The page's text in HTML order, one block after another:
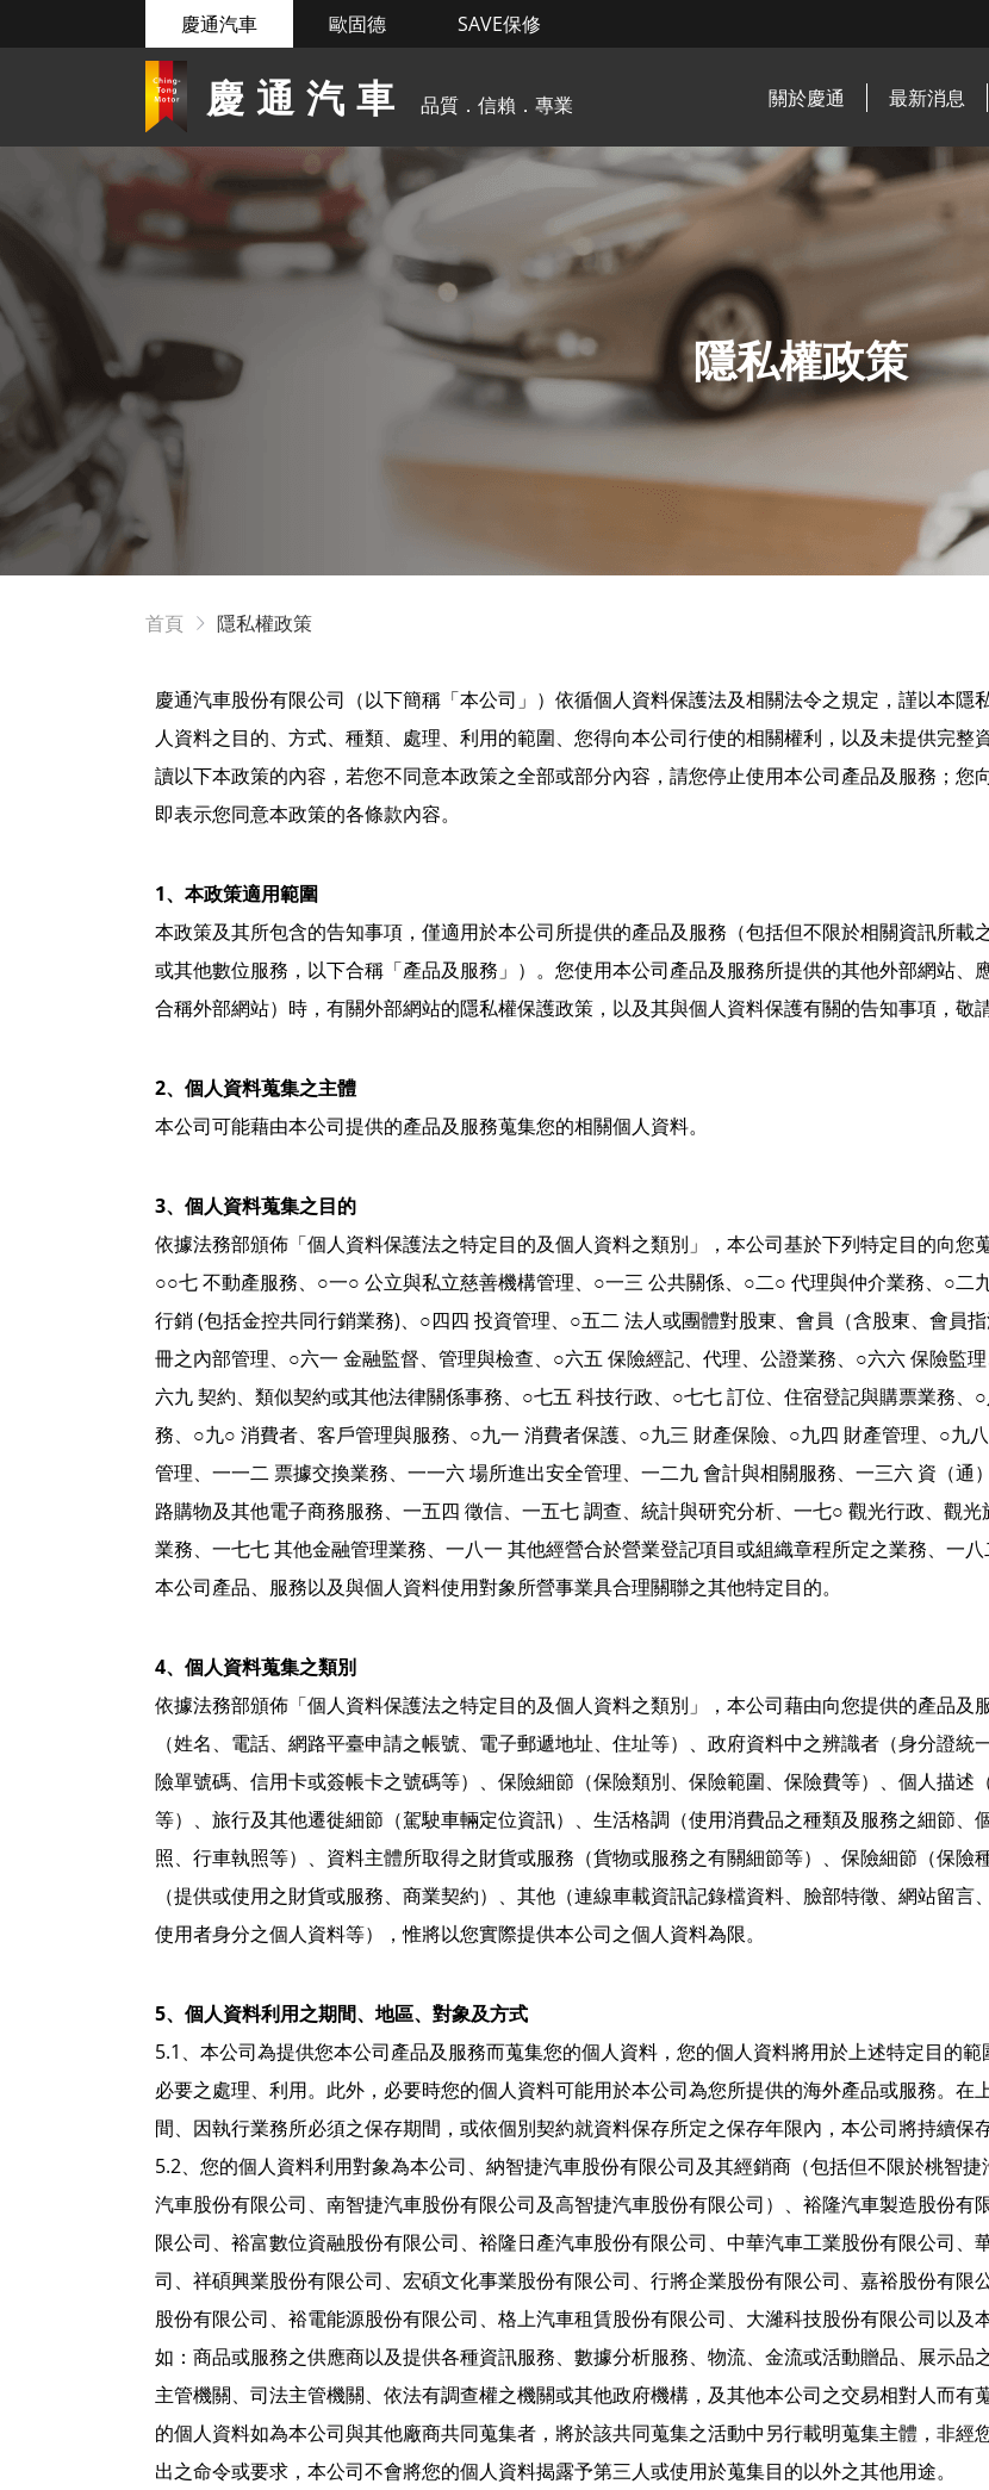
慶通汽車 歐固德 SAVE保修
慶通汽車 品質．信賴．專業 關於慶通 最新消息
隱私權政策
首頁 隱私權政策
慶通汽車股份有限公司（以下簡稱「本公司」）依循個人資料保護法及相關法令之規定，謹以本
人資料之目的、方式、種類、處理、利用的範圍、您得向本公司行使的相關權利，以及未提供完
讀以下本政策的內容，若您不同意本政策之全部或部分內容，請您停止使用本公司產品及服務；您
即表示您同意本政策的各條款內容。
1、本政策適用範圍
本政策及其所包含的告知事項，僅適用於本公司所提供的產品及服務（包括但不限於相關資訊所
或其他數位服務，以下合稱「產品及服務」）。您使用本公司產品及服務所提供的其他外部網站
合稱外部網站）時，有關外部網站的隱私權保護政策，以及其與個人資料保護有關的告知事項，敬
2、個人資料蒐集之主體
本公司可能藉由本公司提供的產品及服務蒐集您的相關個人資料。
3、個人資料蒐集之目的
依據法務部頒佈「個人資料保護法之特定目的及個人資料之類別」，本公司基於下列特定目的向您
○○七 不動產服務、○一○ 公立與私立慈善機構管理、○一三 公共關係、○二○ 代理與仲介業務、○二
行銷 (包括金控共同行銷業務)、○四四 投資管理、○五二 法人或團體對股東、會員（含股東、會員
冊之內部管理、○六一 金融監督、管理與檢查、○六五 保險經記、代理、公證業務、○六六 保險監
六九 契約、類似契約或其他法律關係事務、○七五 科技行政、○七七 訂位、住宿登記與購票業務
務、○九○ 消費者、客戶管理與服務、○九一 消費者保護、○九三 財產保險、○九四 財產管理、○九
管理、一一二 票據交換業務、一一六 場所進出安全管理、一二九 會計與相關服務、一三六 資（
路購物及其他電子商務服務、一五四 徵信、一五七 調查、統計與研究分析、一七○ 觀光行政、觀
業務、一七七 其他金融管理業務、一八一 其他經營合於營業登記項目或組織章程所定之業務、一
本公司產品、服務以及與個人資料使用對象所營事業具合理關聯之其他特定目的。
4、個人資料蒐集之類別
依據法務部頒佈「個人資料保護法之特定目的及個人資料之類別」，本公司藉由向您提供的產品
（姓名、電話、網路平臺申請之帳號、電子郵遞地址、住址等）、政府資料中之辨識者（身分證
險單號碼、信用卡或簽帳卡之號碼等）、保險細節（保險類別、保險範圍、保險費等）、個人描
等）、旅行及其他遷徙細節（駕駛車輛定位資訊）、生活格調（使用消費品之種類及服務之細節
照、行車執照等）、資料主體所取得之財貨或服務（貨物或服務之有關細節等）、保險細節（保
（提供或使用之財貨或服務、商業契約）、其他（連線車載資訊記錄檔資料、臉部特徵、網站留
使用者身分之個人資料等），惟將以您實際提供本公司之個人資料為限。
5、個人資料利用之期間、地區、對象及方式
5.1、本公司為提供您本公司產品及服務而蒐集您的個人資料，您的個人資料將用於上述特定目的
必要之處理、利用。此外，必要時您的個人資料可能用於本公司為您所提供的海外產品或服務。
間、因執行業務所必須之保存期間，或依個別契約就資料保存所定之保存年限內，本公司將持續保
5.2、您的個人資料利用對象為本公司、納智捷汽車股份有限公司及其經銷商（包括但不限於桃智
汽車股份有限公司、南智捷汽車股份有限公司及高智捷汽車股份有限公司）、裕隆汽車製造股份
限公司、裕富數位資融股份有限公司、裕隆日產汽車股份有限公司、中華汽車工業股份有限公司
司、祥碩興業股份有限公司、宏碩文化事業股份有限公司、行將企業股份有限公司、嘉裕股份有
股份有限公司、裕電能源股份有限公司、格上汽車租賃股份有限公司、大濰科技股份有限公司以
如：商品或服務之供應商以及提供各種資訊服務、數據分析服務、物流、金流或活動贈品、展示
主管機關、司法主管機關、依法有調查權之機關或其他政府機構，及其他本公司之交易相對人而
的個人資料如為本公司與其他廠商共同蒐集者，將於該共同蒐集之活動中另行載明蒐集主體，非
出之命令或要求，本公司不會將您的個人資料揭露予第三人或使用於蒐集目的以外之其他用途。